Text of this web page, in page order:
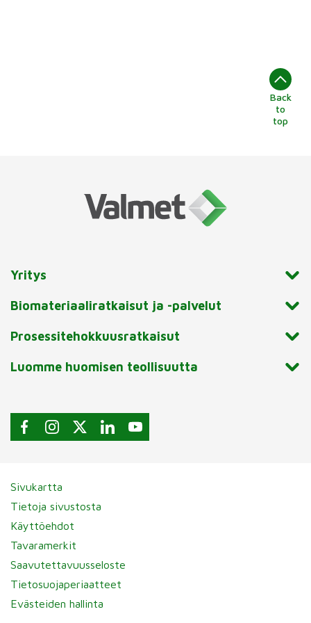
Back
to
top
Yritys
Biomateriaaliratkaisut ja -palvelut
Prosessitehokkuusratkaisut
Luomme huomisen teollisuutta
Sivukartta
Tietoja sivustosta
Käyttöehdot
Tavaramerkit
Saavutettavuusseloste
Tietosuojaperiaatteet
Evästeiden hallinta